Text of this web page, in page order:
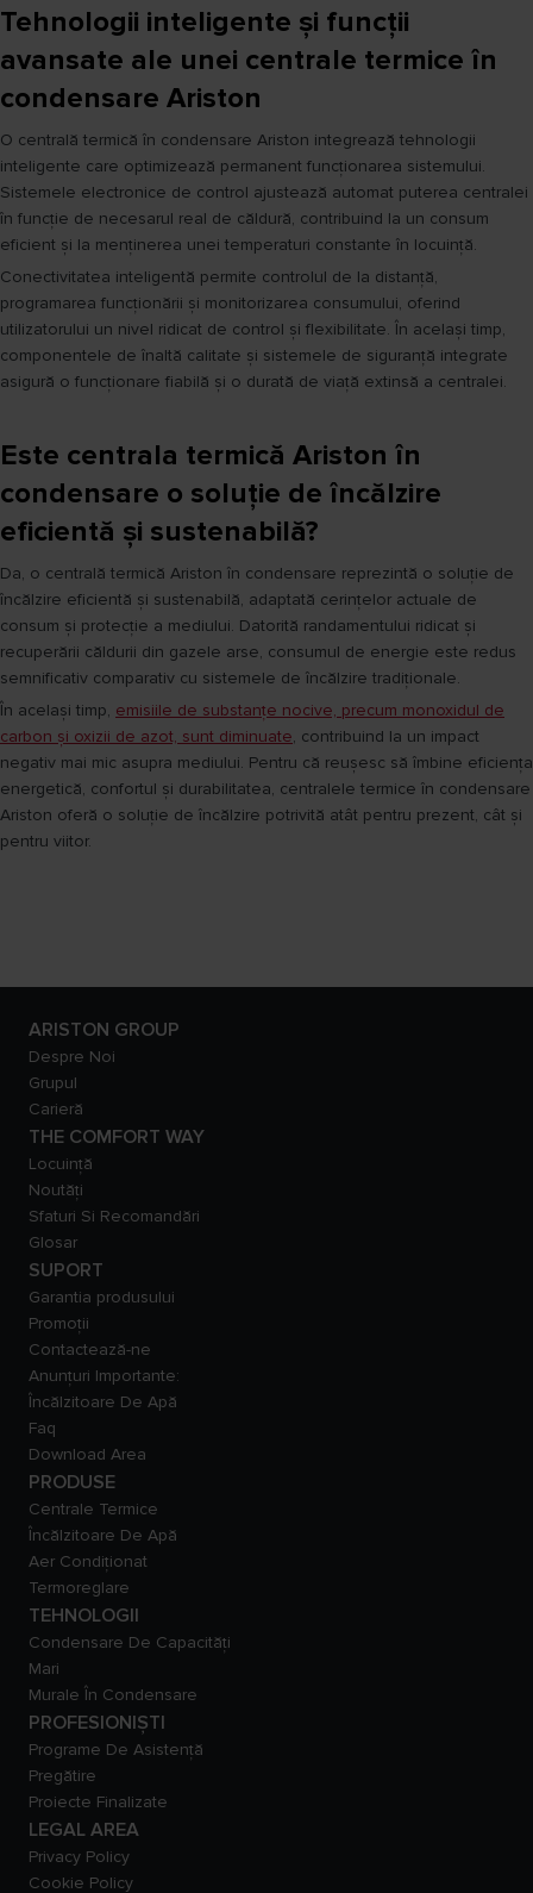
Tehnologii inteligente și funcții
avansate ale unei centrale termice în
condensare Ariston
O centrală termică în condensare Ariston integrează tehnologii
inteligente care optimizează permanent funcționarea sistemului.
Sistemele electronice de control ajustează automat puterea centralei
în funcție de necesarul real de căldură, contribuind la un consum
eficient și la menținerea unei temperaturi constante în locuință.
Conectivitatea inteligentă permite controlul de la distanță,
programarea funcționării și monitorizarea consumului, oferind
utilizatorului un nivel ridicat de control și flexibilitate. În același timp,
componentele de înaltă calitate și sistemele de siguranță integrate
asigură o funcționare fiabilă și o durată de viață extinsă a centralei.
Este centrala termică Ariston în
condensare o soluție de încălzire
eficientă și sustenabilă?
Da, o centrală termică Ariston în condensare reprezintă o soluție de
încălzire eficientă și sustenabilă, adaptată cerințelor actuale de
consum și protecție a mediului. Datorită randamentului ridicat și
recuperării căldurii din gazele arse, consumul de energie este redus
semnificativ comparativ cu sistemele de încălzire tradiționale.
În același timp, emisiile de substanțe nocive, precum monoxidul de
carbon și oxizii de azot, sunt diminuate, contribuind la un impact
negativ mai mic asupra mediului. Pentru că reușesc să îmbine eficiența
energetică, confortul și durabilitatea, centralele termice în condensare
Ariston oferă o soluție de încălzire potrivită atât pentru prezent, cât și
pentru viitor.
ARISTON GROUP
Despre Noi
Grupul
Carieră
THE COMFORT WAY
Locuință
Noutăți
Sfaturi Si Recomandări
Glosar
SUPORT
Garantia produsului
Promoții
Contactează-ne
Anunțuri Importante:
Încălzitoare De Apă
Faq
Download Area
PRODUSE
Centrale Termice
Încălzitoare De Apă
Aer Condiționat
Termoreglare
TEHNOLOGII
Condensare De Capacităţi
Mari
Murale În Condensare
PROFESIONIȘTI
Programe De Asistență
Pregătire
Proiecte Finalizate
LEGAL AREA
Privacy Policy
Cookie Policy